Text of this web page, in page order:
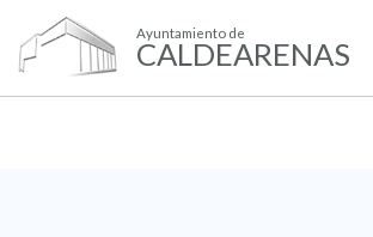
Ayuntamiento de
CALDEARENAS